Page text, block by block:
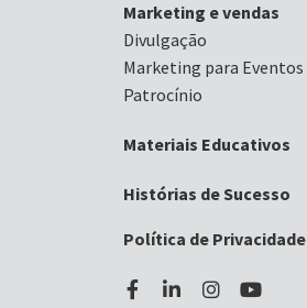
Marketing e vendas
Divulgação
Marketing para Eventos
Patrocínio
Materiais Educativos
Histórias de Sucesso
Política de Privacidade